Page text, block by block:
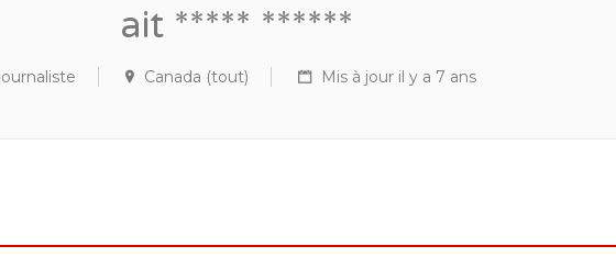
ait ***** ******
journaliste Canada (tout) Mis à jour il y a 7 ans